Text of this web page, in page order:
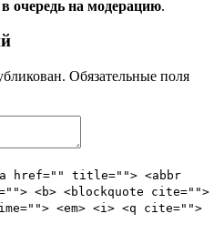
в очередь на модерацию.
Обязательные поля
href="" title=""> <abbr
<b> <blockquote cite="">
<em> <i> <q cite="">